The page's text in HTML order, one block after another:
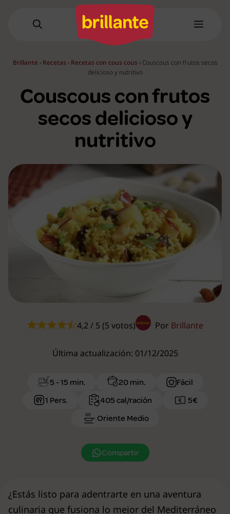
Menú
Brillante › Recetas › Recetas con cous cous › Couscous con frutos secos
delicioso y nutritivo
Couscous con frutos
secos delicioso y
nutritivo
4,2 / 5 (5 votos) Por Brillante
Última actualización: 01/12/2025
5 - 15 min. 20 min.
Fácil
1 Pers.
405 cal/ración
5€
Oriente Medio
Compartir
¿Estás listo para adentrarte en una aventura
culinaria que fusiona lo mejor del Mediterráneo